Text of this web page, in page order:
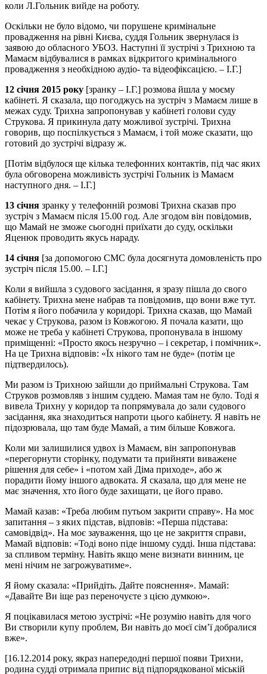
коли Л.Гольник вийде на роботу.
Оскільки не було відомо, чи порушене кримінальне
провадження на рівні Києва, суддя Гольник звернулася із
заявою до обласного УБОЗ. Наступні її зустрічі з Трихною та
Мамаєм відбувалися в рамках відкритого кримінального
провадження з необхідною аудіо- та відеофіксацією. – І.Г.]
12 січня 2015 року [зранку – І.Г.] розмова йшла у моєму
кабінеті. Я сказала, що погоджусь на зустріч з Мамаєм лише в
межах суду. Трихна запропонував у кабінеті голови суду
Струкова. Я прикинула дату можливої зустрічі. Трихна
говорив, що поспілкується з Мамаєм, і той може сказати, що
готовий до зустрічі відразу ж.
[Потім відбулося ще кілька телефонних контактів, під час яких
була обговорена можливість зустрічі Гольник із Мамаєм
наступного дня. – І.Г.]
13 січня зранку у телефонній розмові Трихна сказав про
зустріч з Мамаєм після 15.00 год. Але згодом він повідомив,
що Мамай не зможе сьогодні приїхати до суду, оскільки
Яценюк проводить якусь нараду.
14 січня [за допомогою СМС була досягнута домовленість про
зустріч після 15.00. – І.Г.]
Коли я вийшла з судового засідання, я зразу пішла до свого
кабінету. Трихна мене набрав та повідомив, що вони вже тут.
Потім я його побачила у коридорі. Трихна сказав, що Мамай
чекає у Струкова, разом із Ковжогою. Я почала казати, що
може не треба у кабінеті Струкова, пропонувала в іншому
приміщенні: «Просто якось незручно – і секретар, і помічник».
На це Трихна відповів: «Їх нікого там не буде» (потім це
підтвердилось).
Ми разом із Трихною зайшли до приймальні Струкова. Там
Струков розмовляв з іншим суддею. Мамая там не було. Тоді я
вивела Трихну у коридор та попрямувала до зали судового
засідання, яка знаходиться напроти цього кабінету. Я навіть не
підозрювала, що там буде Мамай, а тим більше Ковжога.
Коли ми залишилися удвох із Мамаєм, він запропонував
«перегорнути сторінку, подумати та прийняти виважене
рішення для себе» і «потом хай Діма приходе», або ж
порадити йому іншого адвоката. Я сказала, що для мене не
має значення, хто його буде захищати, це його право.
Мамай казав: «Треба любим путьом закрити справу». На моє
запитання – з яких підстав, відповів: «Перша підстава:
самовідвід». На моє зауваження, що це не закриття справи,
Мамай відповів: «Тоді воно піде іншому судді. Інша підстава:
за спливом терміну. Навіть якщо мене визнати винним, це
мені нічим не загрожуватиме».
Я йому сказала: «Прийдіть. Дайте пояснення». Мамай:
«Давайте Ви іще раз переночуєте з цією думкою».
Я поцікавилася метою зустрічі: «Не розумію навіть для чого
Ви створили купу проблем, Ви навіть до моєї сім’ї добралися
вже».
[16.12.2014 року, якраз напередодні першої появи Трихни,
родина судді отримала припис від підпорядкованої міській